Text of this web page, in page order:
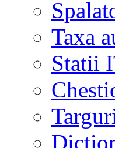
Taxa
Statii